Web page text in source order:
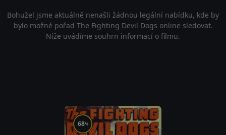
Bohužel jsme aktuálně nenašli žádnou legální nabídku, kde by
bylo možné pořad The Fighting Devil Dogs online sledovat.
Níže uvádíme souhrn informací o filmu.
68%